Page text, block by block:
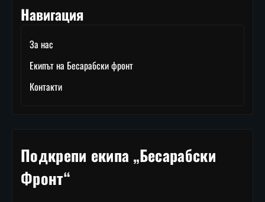
Навигация
За нас
Екипът на Бесарабски фронт
Контакти
Подкрепи екипа „Бесарабски
Фронт“